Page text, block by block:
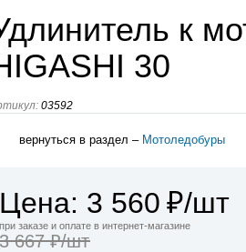
к
30
03592
вернуться в раздел – Мотоледобуры
Цена: 3 560 ₽/шт
при заказе и оплате в интернет-магазине
3 667 ₽/шт